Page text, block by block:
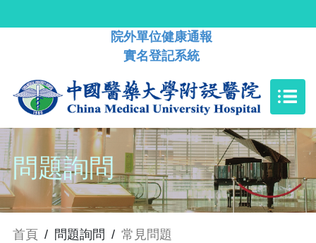
院外單位健康通報
實名登記系統
問題詢問
首頁 / 問題詢問 / 常見問題